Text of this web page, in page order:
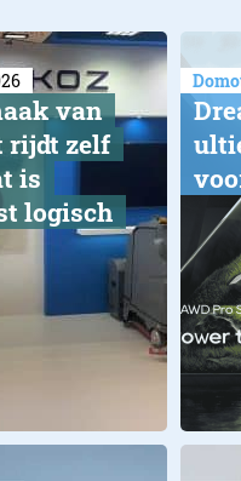
van
rijdt zelf
is
logisch